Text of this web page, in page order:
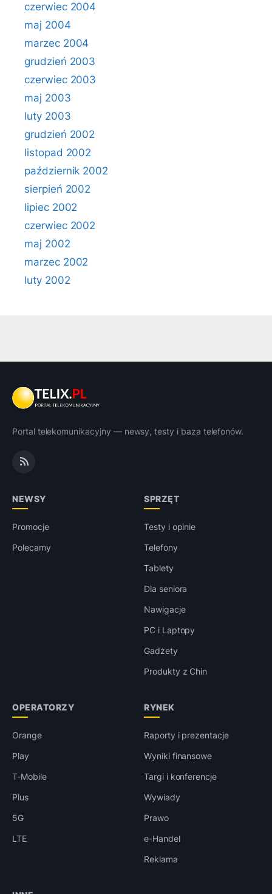
czerwiec 2004
maj 2004
marzec 2004
grudzień 2003
czerwiec 2003
maj 2003
luty 2003
grudzień 2002
listopad 2002
październik 2002
sierpień 2002
lipiec 2002
czerwiec 2002
maj 2002
marzec 2002
luty 2002
Portal telekomunikacyjny — newsy, testy i baza telefonów.
NEWSY
Promocje
Polecamy
SPRZĘT
Testy i opinie
Telefony
Tablety
Dla seniora
Nawigacje
PC i Laptopy
Gadżety
Produkty z Chin
OPERATORZY
Orange
Play
T-Mobile
Plus
5G
LTE
RYNEK
Raporty i prezentacje
Wyniki finansowe
Targi i konferencje
Wywiady
Prawo
e-Handel
Reklama